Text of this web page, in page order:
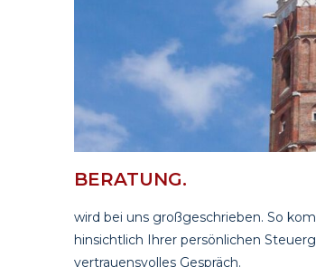
BERATUNG.
wird bei uns großgeschrieben. So
hinsichtlich Ihrer persönlichen
vertrauensvolles Gespräch.